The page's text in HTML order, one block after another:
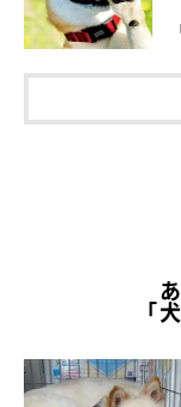
視線を感じて振り
じっと見ていまし
「